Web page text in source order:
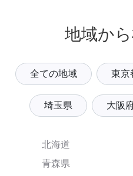
地域か
全ての地域 東京
埼玉県 大阪
北海道
青森県